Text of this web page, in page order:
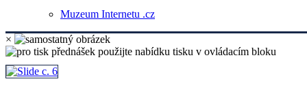
Muzeum Internetu .cz
×